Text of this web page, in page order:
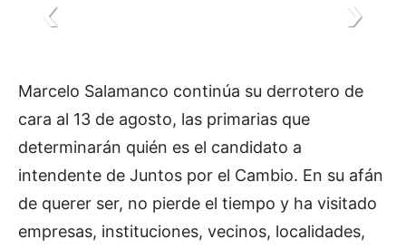
Marcelo Salamanco continúa su derrotero de
cara al 13 de agosto, las primarias que
determinarán quién es el candidato a
intendente de Juntos por el Cambio. En su afán
de querer ser, no pierde el tiempo y ha visitado
empresas, instituciones, vecinos, localidades,